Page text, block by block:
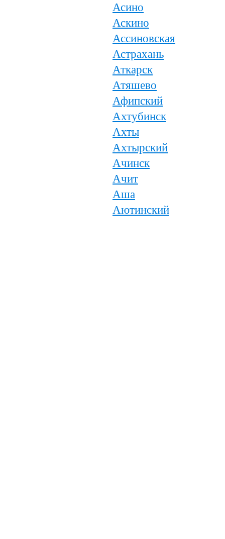
Асино
Аскино
Ассиновская
Астрахань
Аткарск
Атяшево
Афипский
Ахтубинск
Ахты
Ахтырский
Ачинск
Ачит
Аша
Аютинский